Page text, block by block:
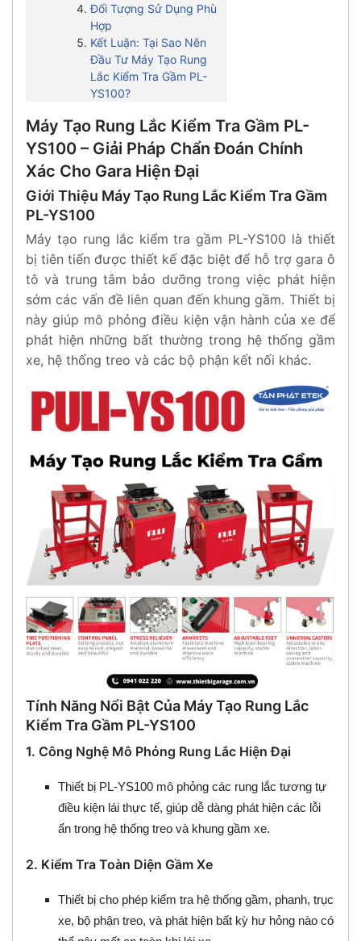
Đối Tượng Sử Dụng Phù
Hợp
Kết Luận: Tại Sao Nên
Đầu Tư Máy Tạo Rung
Lắc Kiểm Tra Gầm PL-
YS100?
Máy Tạo Rung Lắc Kiểm Tra Gầm PL-
YS100 – Giải Pháp Chẩn Đoán Chính
Xác Cho Gara Hiện Đại
Giới Thiệu Máy Tạo Rung Lắc Kiểm Tra Gầm
PL-YS100
Máy tạo rung lắc kiểm tra gầm PL-YS100 là thiết
bị tiên tiến được thiết kế đặc biệt để hỗ trợ gara ô
tô và trung tâm bảo dưỡng trong việc phát hiện
sớm các vấn đề liên quan đến khung gầm. Thiết bị
này giúp mô phỏng điều kiện vận hành của xe để
phát hiện những bất thường trong hệ thống gầm
xe, hệ thống treo và các bộ phận kết nối khác.
Tính Năng Nổi Bật Của Máy Tạo Rung Lắc
Kiểm Tra Gầm PL-YS100
1. Công Nghệ Mô Phỏng Rung Lắc Hiện Đại
Thiết bị PL-YS100 mô phỏng các rung lắc tương tự
điều kiện lái thực tế, giúp dễ dàng phát hiện các lỗi
ẩn trong hệ thống treo và khung gầm xe.
2. Kiểm Tra Toàn Diện Gầm Xe
Thiết bị cho phép kiểm tra hệ thống gầm, phanh, trục
xe, bộ phận treo, và phát hiện bất kỳ hư hỏng nào có